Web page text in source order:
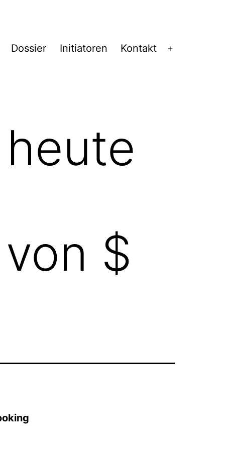
Dossier Initiatoren Kontakt
$